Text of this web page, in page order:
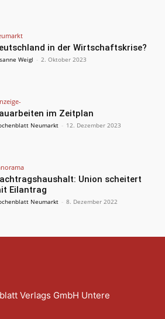
in der Wirtschaftskrise?
Weigl - 2. Oktober 2023
im Zeitplan
Neumarkt - 12. Dezember 2023
Union scheitert
Eilantrag
Neumarkt - 8. Dezember 2022
Verlags GmbH Untere